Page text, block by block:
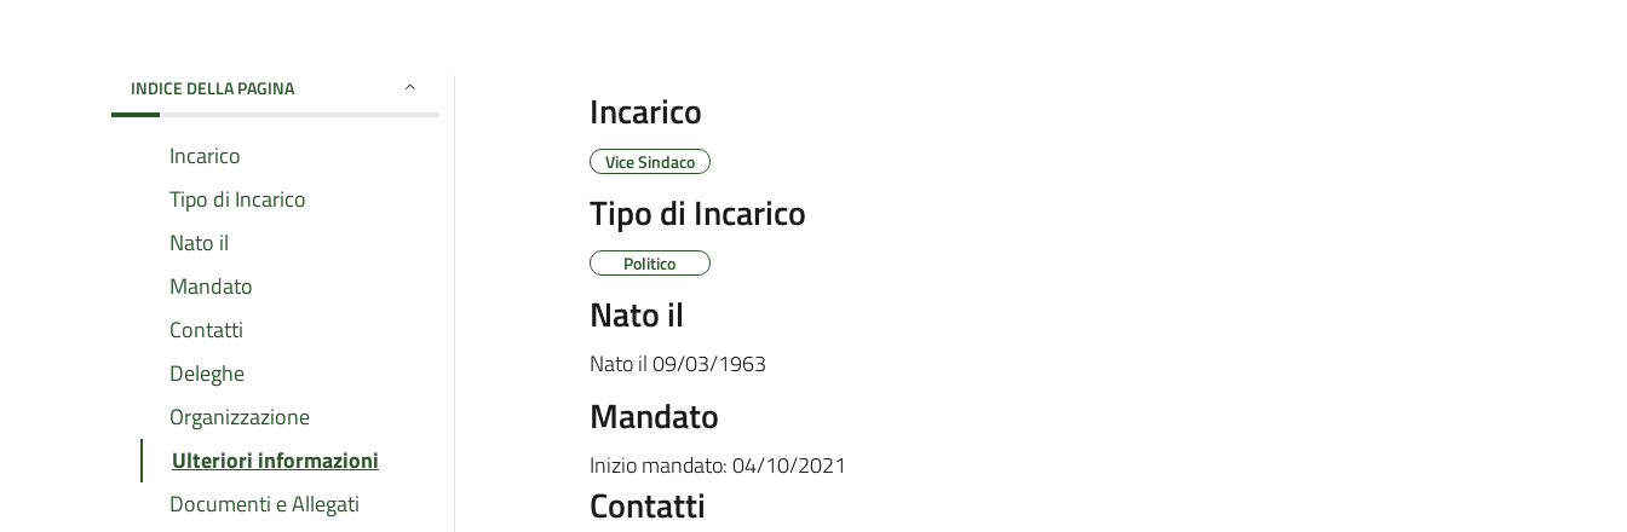
INDICE DELLA PAGINA
Incarico
Tipo di Incarico
Nato il
Mandato
Contatti
Deleghe
Organizzazione
Ulteriori informazioni
Documenti e Allegati
Incarico
Vice Sindaco
Tipo di Incarico
Politico
Nato il
Nato il09/03/1963
Mandato
Inizio mandato:04/10/2021
Contatti